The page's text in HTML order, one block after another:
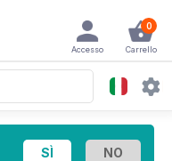
0
Carrello
Accesso